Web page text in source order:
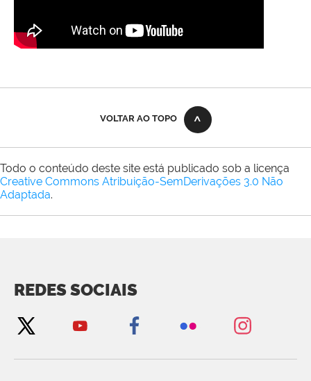
VOLTAR AO TOPO
Todo o conteúdo deste site está publicado sob a licença
Creative Commons Atribuição-SemDerivações 3.0 Não
Adaptada.
REDES SOCIAIS